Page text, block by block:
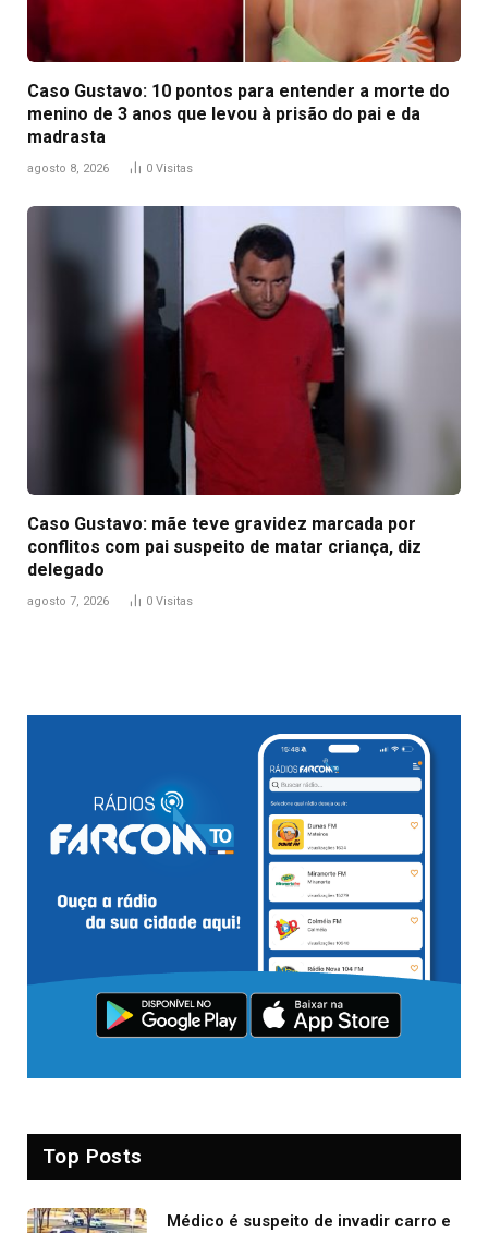
Caso Gustavo: 10 pontos para entender a morte do
menino de 3 anos que levou à prisão do pai e da
madrasta
agosto 8, 2026 0 Visitas
Caso Gustavo: mãe teve gravidez marcada por
conflitos com pai suspeito de matar criança, diz
delegado
agosto 7, 2026 0 Visitas
Top Posts
Médico é suspeito de invadir carro e